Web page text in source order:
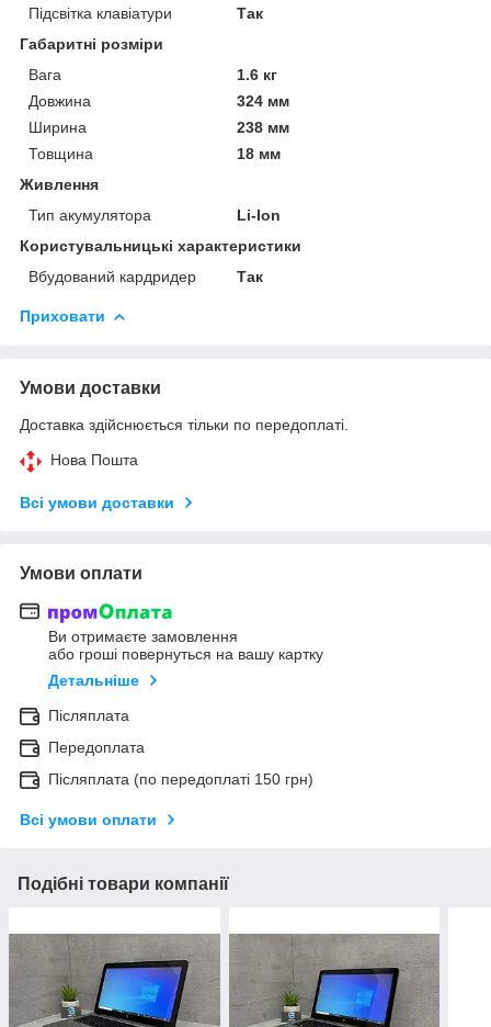
Підсвітка клавіатури
Так
Габаритні розміри
Вага
1.6 кг
Довжина
324 мм
Ширина
238 мм
Товщина
18 мм
Живлення
Тип акумулятора
Li-Ion
Користувальницькі характеристики
Вбудований кардридер
Так
Приховати
Умови доставки
Доставка здійснюється тільки по передоплаті.
Нова Пошта
Всі умови доставки
Умови оплати
Ви отримаєте замовлення
або гроші повернуться на вашу картку
Детальніше
Післяплата
Передоплата
Післяплата (по передоплаті 150 грн)
Всі умови оплати
Подібні товари компанії